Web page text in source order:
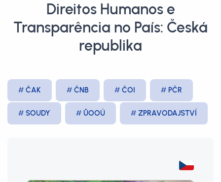
Direitos Humanos e
Transparência no País: Česká
republika
ČAK ČNB ČOI PČR
SOUDY ŮOOÚ ZPRAVODAJSTVÍ